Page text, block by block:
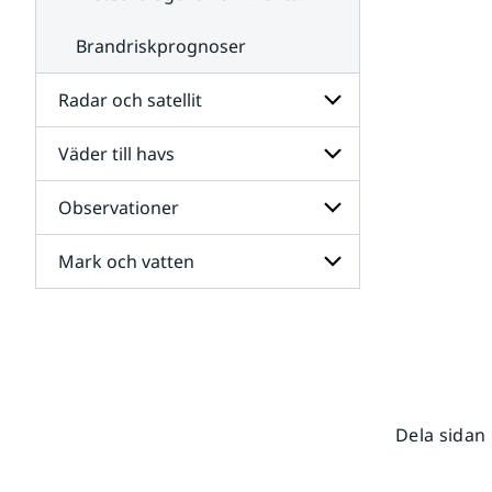
Brandriskprognoser
Radar och satellit
Undersidor
för
Radar
och
satellit
Väder till havs
Undersidor
för
Väder
till
havs
Observationer
Undersidor
för
Mark och vatten
Dela sidan